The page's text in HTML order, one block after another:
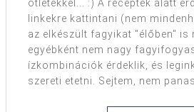
ötletekkel... :) A receptek alatt
linkekre kattintani (nem
az elkészült fagyikat "élőben" is
egyébként nem nagy
ízkombinációk érdeklik, és
szereti etetni. Sejtem, nem